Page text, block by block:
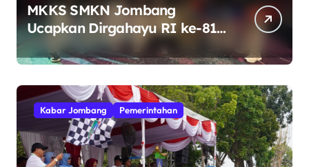
MKKS SMKN Jombang
Ucapkan Dirgahayu RI ke-81
Indonesia Berdaulat, Adil, dan
Makmur
Kabar Jombang Pemerintahan